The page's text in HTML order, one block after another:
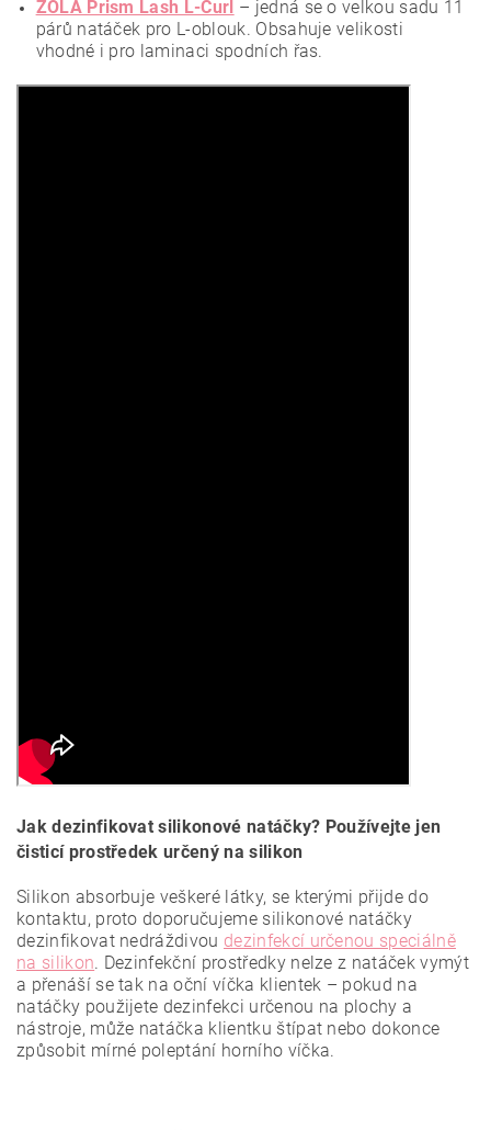
ZOLA Prism Lash L-Curl – jedná se o velkou sadu 11
párů natáček pro L-oblouk. Obsahuje velikosti
vhodné i pro laminaci spodních řas.
Jak dezinfikovat silikonové natáčky? Používejte jen
čisticí prostředek určený na silikon
Silikon absorbuje veškeré látky, se kterými přijde do
kontaktu, proto doporučujeme silikonové natáčky
dezinfikovat nedráždivou dezinfekcí určenou speciálně
na silikon. Dezinfekční prostředky nelze z natáček vymýt
a přenáší se tak na oční víčka klientek – pokud na
natáčky použijete dezinfekci určenou na plochy a
nástroje, může natáčka klientku štípat nebo dokonce
způsobit mírné poleptání horního víčka.